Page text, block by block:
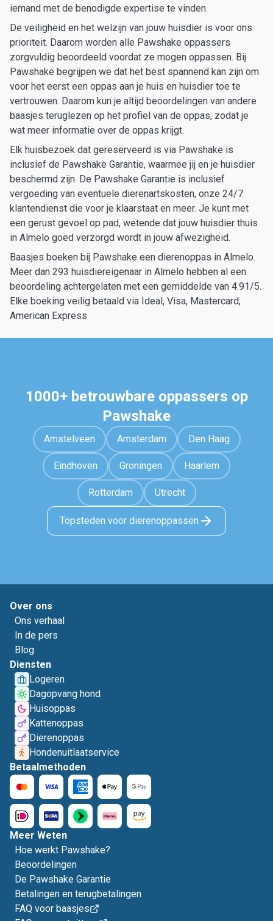
iemand met de benodigde expertise te vinden.
De veiligheid en het welzijn van jouw huisdier is voor ons
prioriteit. Daarom worden alle Pawshake oppassers
zorgvuldig beoordeeld voordat ze mogen oppassen. Bij
Pawshake begrijpen we dat het best spannend kan zijn om
voor het eerst een oppas aan je huis en huisdier toe te
vertrouwen. Daarom kun je altijd beoordelingen van andere
baasjes teruglezen op het profiel van de oppas, zodat je
wat meer informatie over de oppas krijgt.
Elk huisbezoek dat gereserveerd is via Pawshake is
inclusief de Pawshake Garantie, waarmee jij en je huisdier
beschermd zijn. De Pawshake Garantie is inclusief
vergoeding van eventuele dierenartskosten, onze 24/7
klantendienst die voor je klaarstaat en meer. Je kunt met
een gerust gevoel op pad, wetende dat jouw huisdier thuis
in Almelo goed verzorgd wordt in jouw afwezigheid.
Baasjes boeken bij Pawshake een dierenoppas in Almelo.
Meer dan 293 huisdiereigenaar in Almelo hebben al een
beoordeling achtergelaten met een gemiddelde van 4.91/5.
Elke boeking veilig betaald via Ideal, Visa, Mastercard,
American Express
1000+ betrouwbare oppassers op
Pawshake
Amstelveen Amsterdam Den Haag
Eindhoven Groningen Haarlem
Rotterdam Utrecht
Topsteden voor dierenoppassen
Over ons
Ons verhaal
In de pers
Blog
Diensten
Logeren
Dagopvang hond
Huisoppas
Kattenoppas
Dierenoppas
Hondenuitlaatservice
Betaalmethoden
Meer Weten
Hoe werkt Pawshake?
Beoordelingen
De Pawshake Garantie
Betalingen en terugbetalingen
FAQ voor baasjes